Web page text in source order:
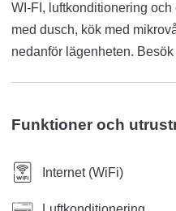
WI-FI, luftkonditionering
med dusch, kök med
nedanför lägenheten.
Funktioner och
Internet (WiFi)